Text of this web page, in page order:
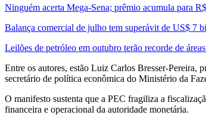
Ninguém acerta Mega-Sena; prêmio acumula para
Balança comercial de julho tem superávit de US$ 7
Leilões de petróleo em outubro terão recorde de
Entre os autores, estão Luiz Carlos Bresser-
secretário de política econômica do Ministério da
O manifesto sustenta que a PEC fragiliza a
financeira e operacional da autoridade monetária.